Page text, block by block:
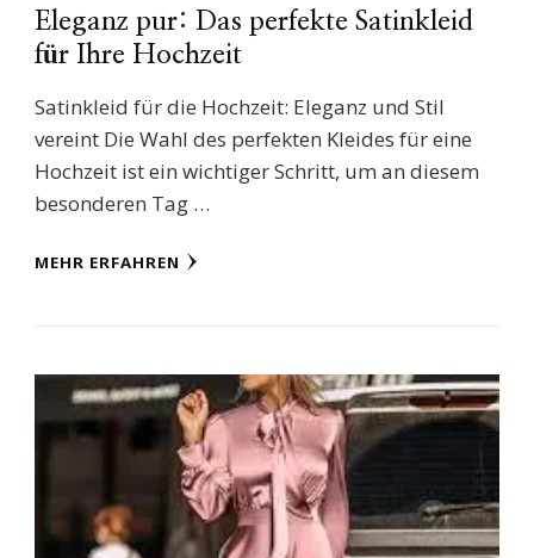
Eleganz pur: Das perfekte Satinkleid
für Ihre Hochzeit
Satinkleid für die Hochzeit: Eleganz und Stil
vereint Die Wahl des perfekten Kleides für eine
Hochzeit ist ein wichtiger Schritt, um an diesem
besonderen Tag …
MEHR ERFAHREN